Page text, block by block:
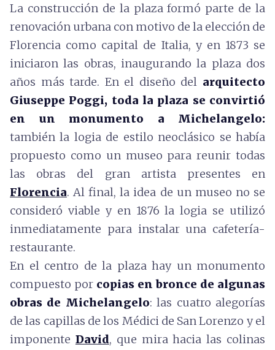
La construcción de la plaza formó parte de la
renovación urbana con motivo de la elección de
Florencia como capital de Italia, y en 1873 se
iniciaron las obras, inaugurando la plaza dos
años más tarde. En el diseño del arquitecto
Giuseppe Poggi, toda la plaza se convirtió
en un monumento a Michelangelo:
también la logia de estilo neoclásico se había
propuesto como un museo para reunir todas
las obras del gran artista presentes en
Florencia. Al final, la idea de un museo no se
consideró viable y en 1876 la logia se utilizó
inmediatamente para instalar una cafetería-
restaurante.
En el centro de la plaza hay un monumento
compuesto por copias en bronce de algunas
obras de Michelangelo: las cuatro alegorías
de las capillas de los Médici de San Lorenzo y el
imponente David, que mira hacia las colinas